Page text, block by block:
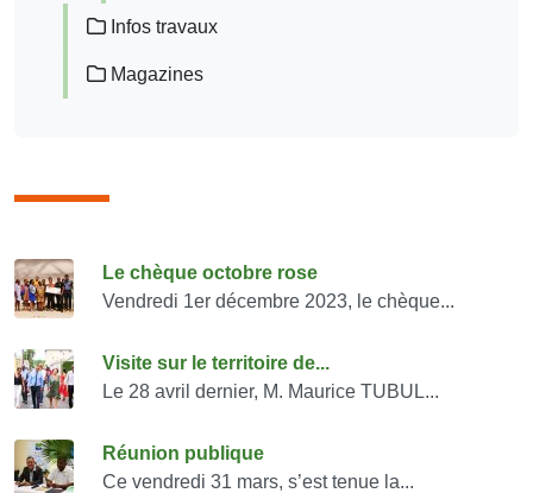
Infos travaux
Magazines
Consulter également
Le chèque octobre rose
Vendredi 1er décembre 2023, le chèque...
Visite sur le territoire de...
Le 28 avril dernier, M. Maurice TUBUL...
Réunion publique
Ce vendredi 31 mars, s’est tenue la...